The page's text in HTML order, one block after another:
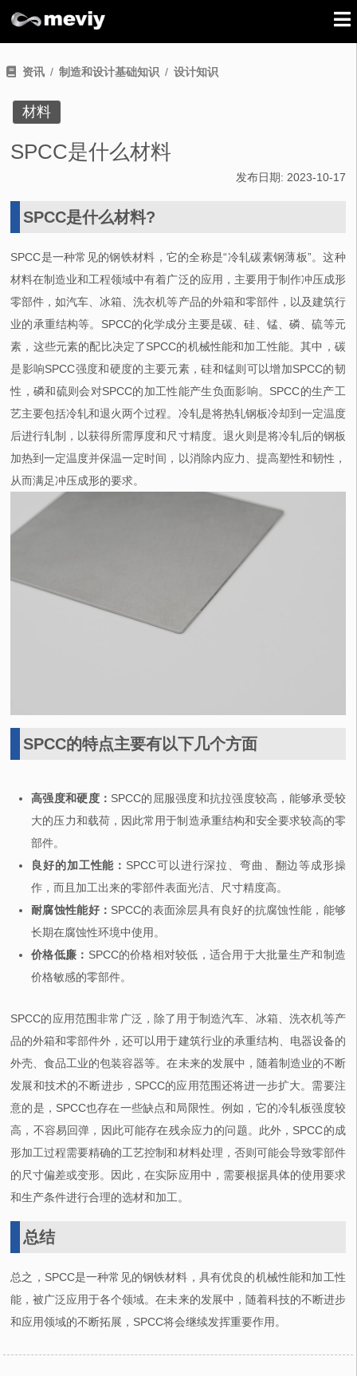
资讯 制造和设计基础知识 设计知识
材料
SPCC是什么材料
发布日期: 2023-10-17
SPCC是什么材料?
SPCC是一种常见的钢铁材料，它的全称是“冷轧碳素钢薄板”。这种
材料在制造业和工程领域中有着广泛的应用，主要用于制作冲压成形
零部件，如汽车、冰箱、洗衣机等产品的外箱和零部件，以及建筑行
业的承重结构等。SPCC的化学成分主要是碳、硅、锰、磷、硫等元
素，这些元素的配比决定了SPCC的机械性能和加工性能。其中，碳
是影响SPCC强度和硬度的主要元素，硅和锰则可以增加SPCC的韧
性，磷和硫则会对SPCC的加工性能产生负面影响。SPCC的生产工
艺主要包括冷轧和退火两个过程。冷轧是将热轧钢板冷却到一定温度
后进行轧制，以获得所需厚度和尺寸精度。退火则是将冷轧后的钢板
加热到一定温度并保温一定时间，以消除内应力、提高塑性和韧性，
从而满足冲压成形的要求。
SPCC的特点主要有以下几个方面
高强度和硬度： SPCC的屈服强度和抗拉强度较高，能够承受较
大的压力和载荷，因此常用于制造承重结构和安全要求较高的零
部件。
良好的加工性能： SPCC可以进行深拉、弯曲、翻边等成形操
作，而且加工出来的零部件表面光洁、尺寸精度高。
耐腐蚀性能好： SPCC的表面涂层具有良好的抗腐蚀性能，能够
长期在腐蚀性环境中使用。
价格低廉： SPCC的价格相对较低，适合用于大批量生产和制造
价格敏感的零部件。
SPCC的应用范围非常广泛，除了用于制造汽车、冰箱、洗衣机等产
品的外箱和零部件外，还可以用于建筑行业的承重结构、电器设备的
外壳、食品工业的包装容器等。在未来的发展中，随着制造业的不断
发展和技术的不断进步，SPCC的应用范围还将进一步扩大。需要注
意的是，SPCC也存在一些缺点和局限性。例如，它的冷轧板强度较
高，不容易回弹，因此可能存在残余应力的问题。此外，SPCC的成
形加工过程需要精确的工艺控制和材料处理，否则可能会导致零部件
的尺寸偏差或变形。因此，在实际应用中，需要根据具体的使用要求
和生产条件进行合理的选材和加工。
总结
总之，SPCC是一种常见的钢铁材料，具有优良的机械性能和加工性
能，被广泛应用于各个领域。在未来的发展中，随着科技的不断进步
和应用领域的不断拓展，SPCC将会继续发挥重要作用。